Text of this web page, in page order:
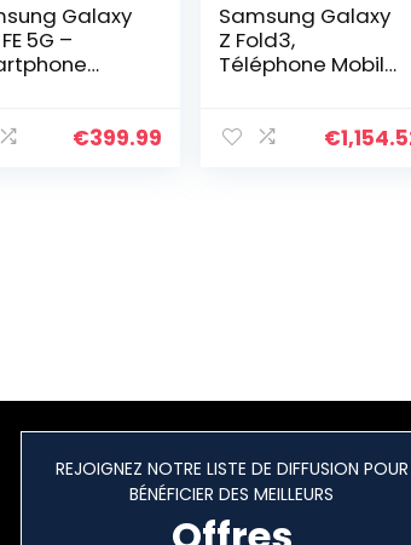
Galaxy
5G –
€399.99
Samsung Galaxy
Z Fold3,
Téléphone Mobile
Incluse,
€
REJOIGNEZ NOTRE LISTE DE DIFFUSION POUR
BÉNÉFICIER DES MEILLEURS